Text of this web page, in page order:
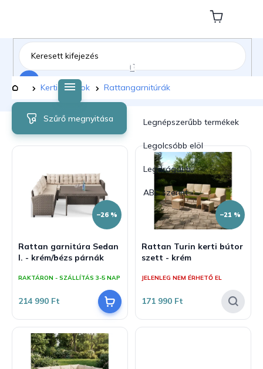
tartalomhoz
Kosár
Kezdőlap
Kerti bútorok Rattangarnitúrák
m
d
e
z
e
Legnépszerűbb termékek
Legolcsóbb elöl
Legdrágább
ABC szerint
Szűrő megnyitása
T
r
m
–26 %
Rattan garnitúra Sedan
I. - krém/bézs párnák
RAKTÁRON - SZÁLLÍTÁS 3-5 NAP
214 990 Ft
–21 %
Rattan Turin kerti bútor
szett - krém
JELENLEG NEM ÉRHETŐ EL
171 990 Ft